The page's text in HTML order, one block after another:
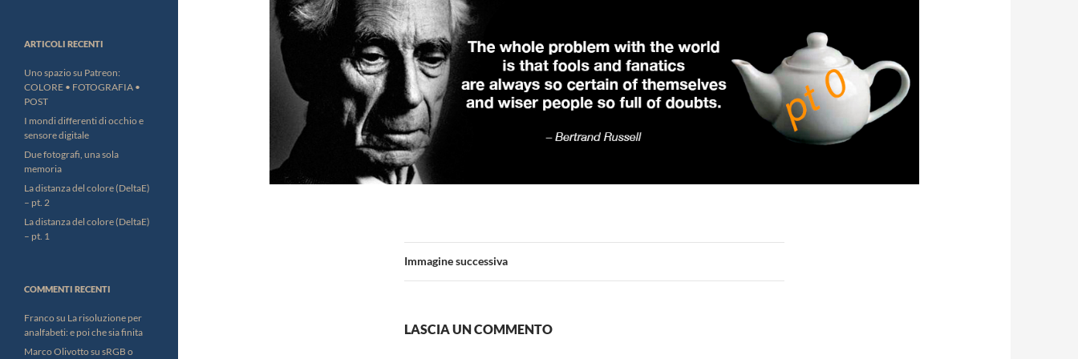
Immagine successiva
LASCIA UN COMMENTO
ARTICOLI RECENTI
Uno spazio su Patreon:
COLORE • FOTOGRAFIA •
POST
I mondi differenti di occhio e
sensore digitale
Due fotografi, una sola
memoria
La distanza del colore (DeltaE)
– pt. 2
La distanza del colore (DeltaE)
– pt. 1
COMMENTI RECENTI
Francosu La risoluzione per
analfabeti: e poi che sia finita
Marco Olivottosu sRGB o